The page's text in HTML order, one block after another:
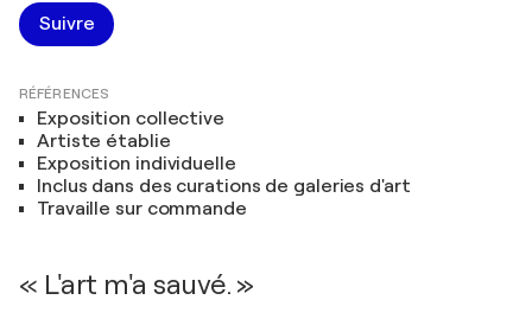
Suivre
RÉFÉRENCES
Exposition collective
Artiste établie
Exposition individuelle
Inclus dans des curations de galeries d'art
Travaille sur commande
« L'art m'a sauvé. »